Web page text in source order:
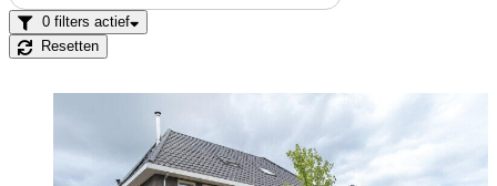
0 filters actief
Resetten